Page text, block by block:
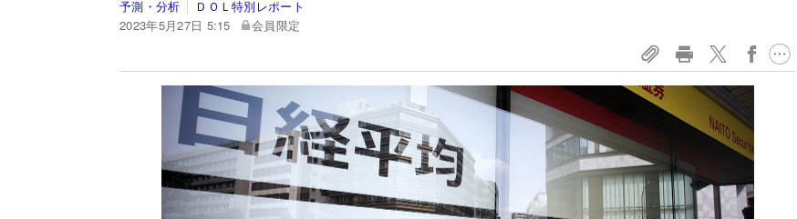
予測・分析
ＤＯＬ特別レポート
2023年5月27日 5:15
会員限定